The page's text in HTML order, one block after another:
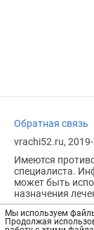
Мы используем
Продолжая
Обратная связь
vrachi52.ru, 2019-
Имеются
специалиста.
может быть
назначения
Возрастное